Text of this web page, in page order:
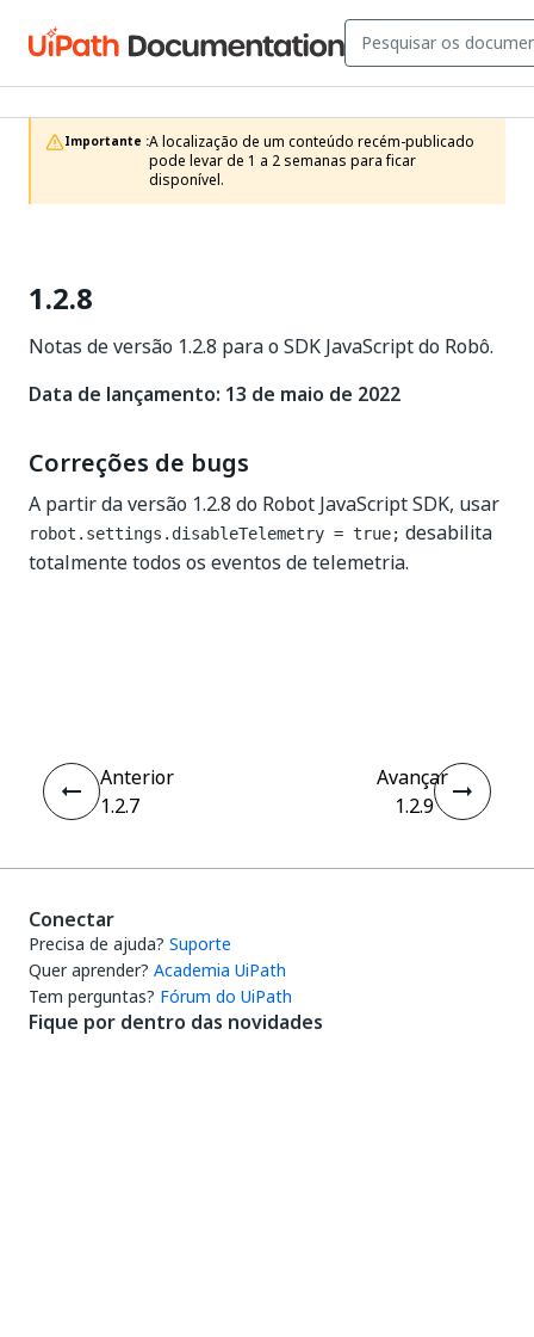
Importante :A localização de um conteúdo recém-publicado
pode levar de 1 a 2 semanas para ficar
disponível.
1.2.8
Notas de versão 1.2.8 para o SDK JavaScript do Robô.
Data de lançamento: 13 de maio de 2022
Correções de bugs
A partir da versão 1.2.8 do Robot JavaScript SDK, usar
robot.settings.disableTelemetry = true; desabilita
totalmente todos os eventos de telemetria.
Anterior
1.2.7
Avançar
1.2.9
Conectar
Precisa de ajuda? Suporte
Quer aprender? Academia UiPath
Tem perguntas? Fórum do UiPath
Fique por dentro das novidades